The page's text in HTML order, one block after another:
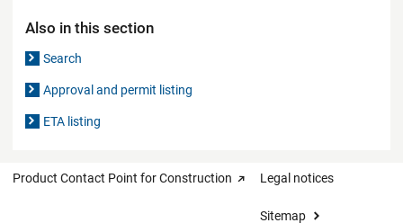
Also in this section
Search
Approval and permit listing
ETA listing
Product Contact Point for Construction Legal notices
Sitemap